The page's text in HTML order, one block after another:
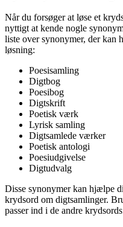
Når du forsøger at løse et
nyttigt at kende nogle
liste over synonymer, der kan
løsning:
Poesisamling
Digtbog
Poesibog
Digtskrift
Poetisk værk
Lyrisk samling
Digtsamlede værker
Poetisk antologi
Poesiudgivelse
Digtudvalg
Disse synonymer kan hjælpe
krydsord om digtsamlinger.
passer ind i de andre